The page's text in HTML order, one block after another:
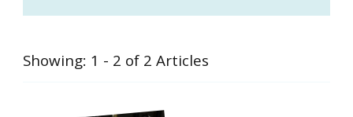
Showing: 1 - 2 of 2 Articles